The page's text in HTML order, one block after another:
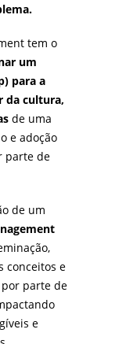
tem o
um
para a
da cultura,
de uma
e adoção
parte de
de um
conceitos e
parte de
e